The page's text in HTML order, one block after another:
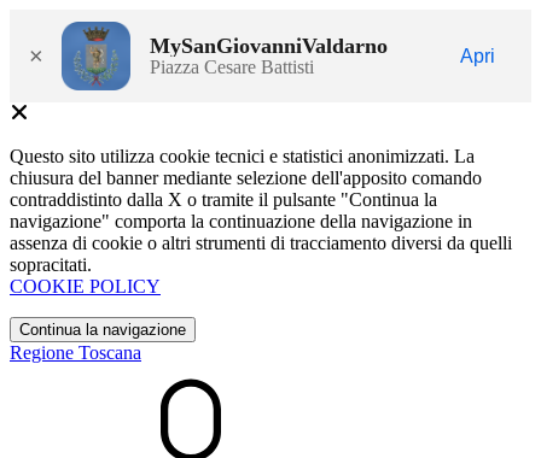
× MySanGiovanniValdarno
Piazza Cesare Battisti
Apri
Questo sito utilizza cookie tecnici e statistici anonimizzati. La
chiusura del banner mediante selezione dell'apposito comando
contraddistinto dalla X o tramite il pulsante "Continua la
navigazione" comporta la continuazione della navigazione in
assenza di cookie o altri strumenti di tracciamento diversi da quelli
sopracitati.
COOKIE POLICY
Continua la navigazione
Regione Toscana